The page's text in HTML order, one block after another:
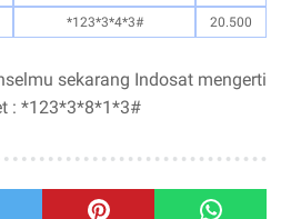
*123*3*4*3# 20.500
sekarang Indosat mengerti
: *123*3*8*1*3#